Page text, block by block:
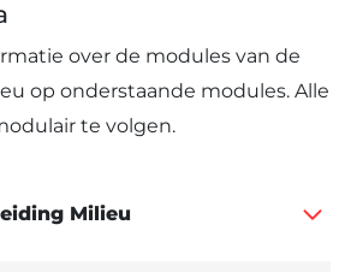
over de modules van de
op onderstaande modules. Alle
te volgen.
Milieu